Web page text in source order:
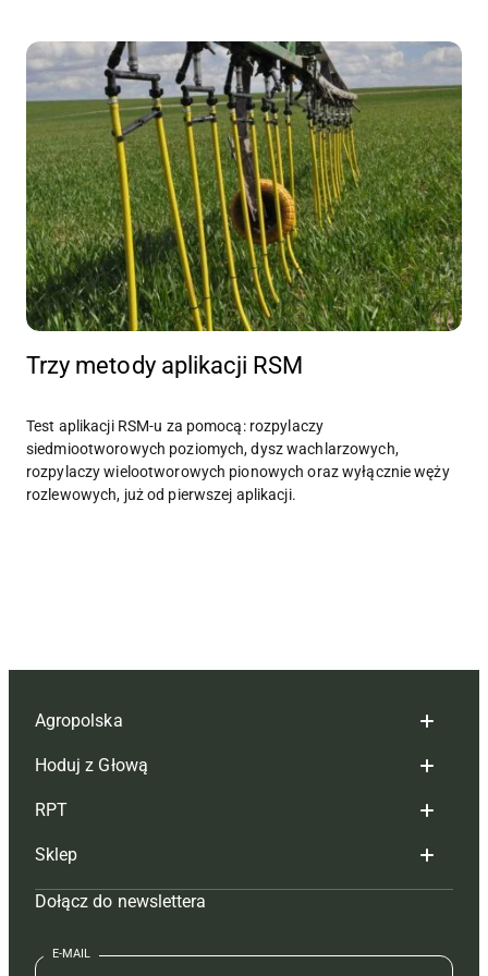
Trzy metody aplikacji RSM
Test aplikacji RSM-u za pomocą: rozpylaczy
siedmiootworowych poziomych, dysz wachlarzowych,
rozpylaczy wielootworowych pionowych oraz wyłącznie węży
rozlewowych, już od pierwszej aplikacji.
Agropolska
Redakcja
Reklama
Tagi
Mapa serwisu
Kontakt
Hoduj z Głową
Hoduj z głową bydło
Hoduj z głową świnie
Prenumerata
Redakcja
RPT
Redakcja
Prenumerata
Reklama
Sklep
Czasopisma i prenumerata
Książki
Dołącz do newslettera
E-MAIL